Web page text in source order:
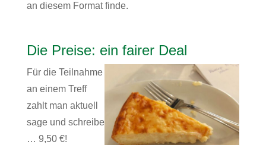
an diesem Format finde.
Die Preise: ein fairer Deal
Für die Teilnahme
an einem Treff
zahlt man aktuell
sage und schreibe
… 9,50 €!